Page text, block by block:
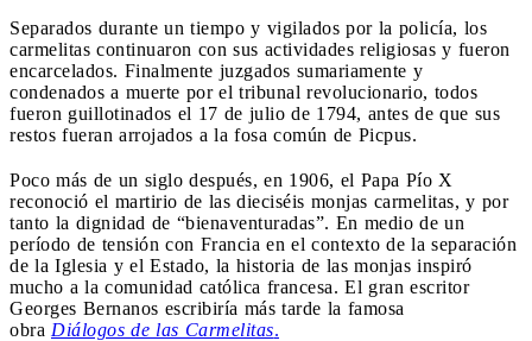
Separados durante un tiempo y vigilados por la policía, los
carmelitas continuaron con sus actividades religiosas y fueron
encarcelados. Finalmente juzgados sumariamente y
condenados a muerte por el tribunal revolucionario, todos
fueron guillotinados el 17 de julio de 1794, antes de que sus
restos fueran arrojados a la fosa común de Picpus.
Poco más de un siglo después, en 1906, el Papa Pío X
reconoció el martirio de las dieciséis monjas carmelitas, y por
tanto la dignidad de “bienaventuradas”. En medio de un
período de tensión con Francia en el contexto de la separación
de la Iglesia y el Estado, la historia de las monjas inspiró
mucho a la comunidad católica francesa. El gran escritor
Georges Bernanos escribiría más tarde la famosa
obra Diálogos de las Carmelitas.